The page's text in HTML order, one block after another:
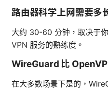
路由器科学上网需要多
大约 30-60 分钟，取决于
VPN 服务的熟练度。
WireGuard 比
在大多数场景下是的，